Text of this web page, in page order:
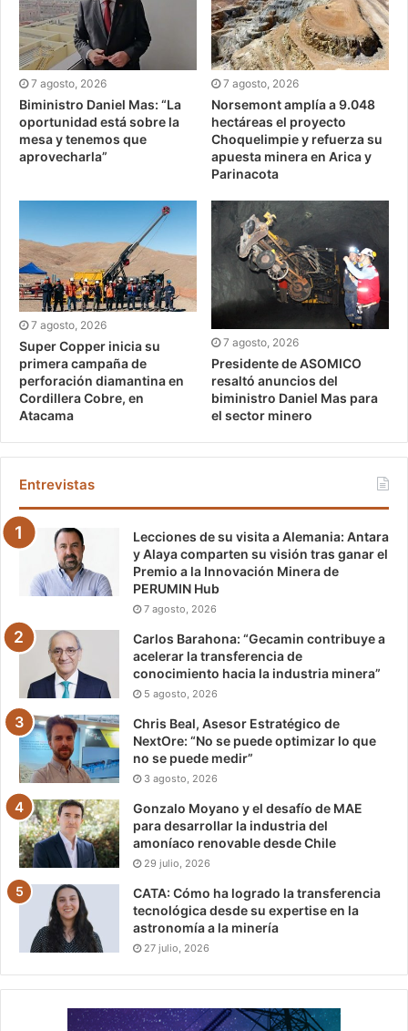
7 agosto, 2026
Biministro Daniel Mas: “La
oportunidad está sobre la
mesa y tenemos que
aprovecharla”
7 agosto, 2026
Norsemont amplía a 9.048
hectáreas el proyecto
Choquelimpie y refuerza su
apuesta minera en Arica y
Parinacota
7 agosto, 2026
Super Copper inicia su
primera campaña de
perforación diamantina en
Cordillera Cobre, en
Atacama
7 agosto, 2026
Presidente de ASOMICO
resaltó anuncios del
biministro Daniel Mas para
el sector minero
Entrevistas
Lecciones de su visita a Alemania: Antara
y Alaya comparten su visión tras ganar el
Premio a la Innovación Minera de
PERUMIN Hub
7 agosto, 2026
Carlos Barahona: “Gecamin contribuye a
acelerar la transferencia de
conocimiento hacia la industria minera”
5 agosto, 2026
Chris Beal, Asesor Estratégico de
NextOre: “No se puede optimizar lo que
no se puede medir”
3 agosto, 2026
Gonzalo Moyano y el desafío de MAE
para desarrollar la industria del
amoníaco renovable desde Chile
29 julio, 2026
CATA: Cómo ha logrado la transferencia
tecnológica desde su expertise en la
astronomía a la minería
27 julio, 2026